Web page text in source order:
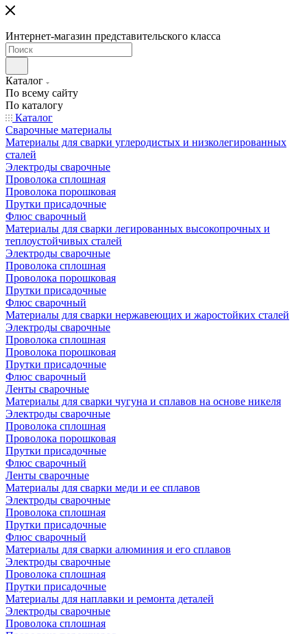
Интернет-магазин представительского класса
Каталог
По всему сайту
По каталогу
Каталог
Сварочные материалы
Материалы для сварки углеродистых и низколегированных
сталей
Электроды сварочные
Проволока сплошная
Проволока порошковая
Прутки присадочные
Флюс сварочный
Материалы для сварки легированных высокопрочных и
теплоустойчивых сталей
Электроды сварочные
Проволока сплошная
Проволока порошковая
Прутки присадочные
Флюс сварочный
Материалы для сварки нержавеющих и жаростойких сталей
Электроды сварочные
Проволока сплошная
Проволока порошковая
Прутки присадочные
Флюс сварочный
Ленты сварочные
Материалы для сварки чугуна и сплавов на основе никеля
Электроды сварочные
Проволока сплошная
Проволока порошковая
Прутки присадочные
Флюс сварочный
Ленты сварочные
Материалы для сварки меди и ее сплавов
Электроды сварочные
Проволока сплошная
Прутки присадочные
Флюс сварочный
Материалы для сварки алюминия и его сплавов
Электроды сварочные
Проволока сплошная
Прутки присадочные
Материалы для наплавки и ремонта деталей
Электроды сварочные
Проволока сплошная